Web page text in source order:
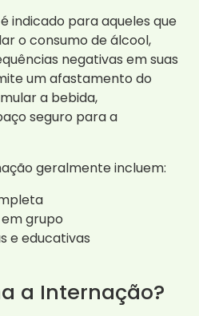
indicado para aqueles que
o consumo de álcool,
negativas em suas
um afastamento do
a bebida,
seguro para a
geralmente incluem:
grupo
e educativas
a Internação?